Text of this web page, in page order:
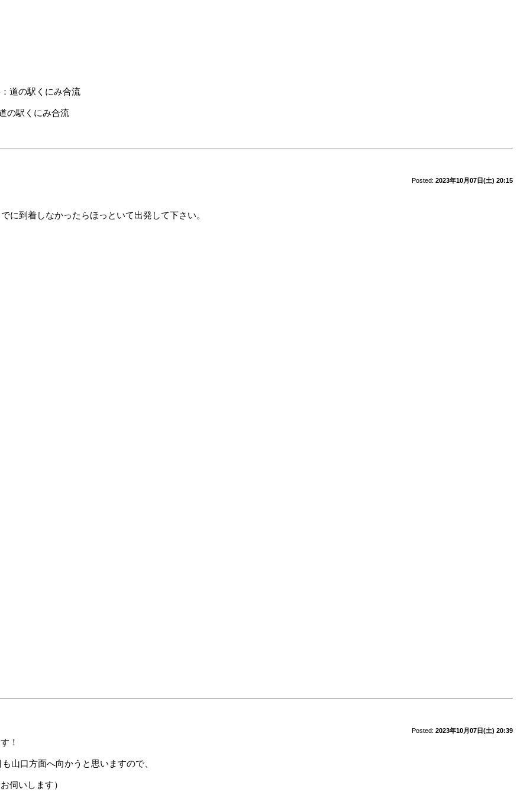
道の駅くにみ合流
の駅くにみ合流
Posted: 2023年10月07日(土) 20:15
に到着しなかったらほっといて出発して下さい。
Posted: 2023年10月07日(土) 20:39
！
山口方面へ向かうと思いますので、
伺いします）